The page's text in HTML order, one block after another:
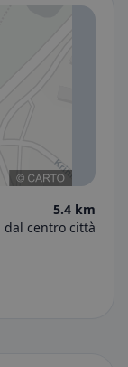
5.4 km
dal centro città